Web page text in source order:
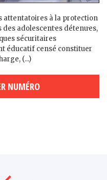
attentatoires à la protection
adolescent·es détenu·es,
sécuritaires
éducatif censé constituer
(...)
NUMÉRO